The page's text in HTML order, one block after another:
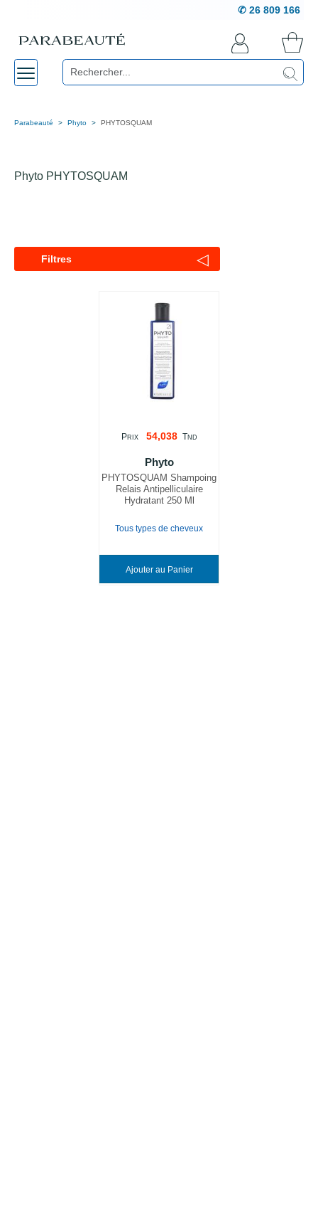
✆ 26 809 166
Parabeauté Phyto PHYTOSQUAM
Phyto PHYTOSQUAM
Filtres ◁
PRIX 54,038 TND
Phyto
PHYTOSQUAM Shampoing
Relais Antipelliculaire
Hydratant 250 Ml
Tous types de cheveux
Ajouter au Panier